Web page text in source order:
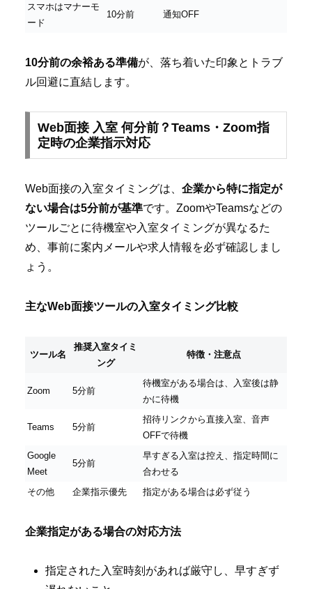
スマホはマナーモ
ード
10分前 通知OFF
10分前の余裕ある準備が、落ち着いた印象とトラブ
ル回避に直結します。
Web面接 入室 何分前？Teams・Zoom指
定時の企業指示対応
Web面接の入室タイミングは、 企業から特に指定が
ない場合は5分前が基準です。ZoomやTeamsなどの
ツールごとに待機室や入室タイミングが異なるた
め、事前に案内メールや求人情報を必ず確認しまし
ょう。
主なWeb面接ツールの入室タイミング比較
ツール名
推奨入室タイミ
ング
特徴・注意点
Zoom 5分前
待機室がある場合は、入室後は静
かに待機
Teams 5分前
招待リンクから直接入室、音声
OFFで待機
Google
Meet
5分前
早すぎる入室は控え、指定時間に
合わせる
その他
企業指示優先 指定がある場合は必ず従う
企業指定がある場合の対応方法
指定された入室時刻があれば厳守し、早すぎず